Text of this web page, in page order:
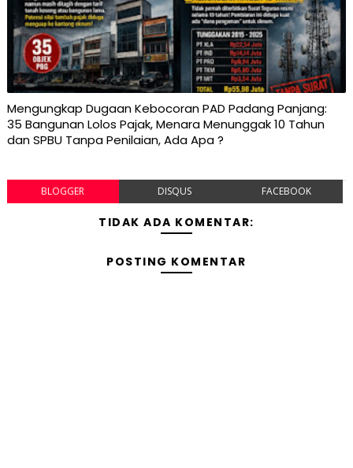
Mengungkap Dugaan Kebocoran PAD Padang Panjang:
35 Bangunan Lolos Pajak, Menara Menunggak 10 Tahun
dan SPBU Tanpa Penilaian, Ada Apa ?
BLOGGER DISQUS FACEBOOK
TIDAK ADA KOMENTAR:
POSTING KOMENTAR